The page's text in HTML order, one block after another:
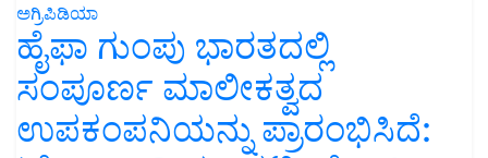
ಅಗ್ರಿಪಿಡಿಯಾ
ಹೈಫಾ ಗುಂಪು ಭಾರತದಲ್ಲಿ
ಸಂಪೂರ್ಣ ಮಾಲೀಕತ್ವದ
ಉಪಕಂಪನಿಯನ್ನು ಪ್ರಾರಂಭಿಸಿದೆ: